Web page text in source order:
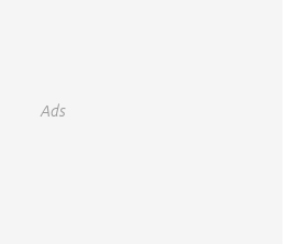
Ads